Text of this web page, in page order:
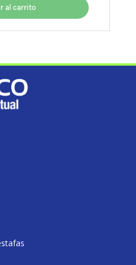
original
era:
$1889,01.
es:
$1700,11.
al carrito